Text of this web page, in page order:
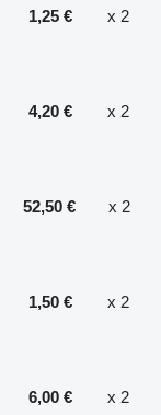
1,25 € x 2
4,20 € x 2
52,50 € x 2
1,50 € x 2
6,00 € x 2